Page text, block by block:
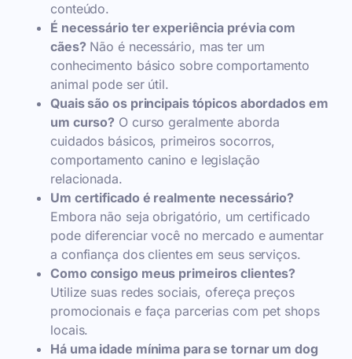
conteúdo.
É necessário ter experiência prévia com
cães? Não é necessário, mas ter um
conhecimento básico sobre comportamento
animal pode ser útil.
Quais são os principais tópicos abordados em
um curso? O curso geralmente aborda
cuidados básicos, primeiros socorros,
comportamento canino e legislação
relacionada.
Um certificado é realmente necessário?
Embora não seja obrigatório, um certificado
pode diferenciar você no mercado e aumentar
a confiança dos clientes em seus serviços.
Como consigo meus primeiros clientes?
Utilize suas redes sociais, ofereça preços
promocionais e faça parcerias com pet shops
locais.
Há uma idade mínima para se tornar um dog